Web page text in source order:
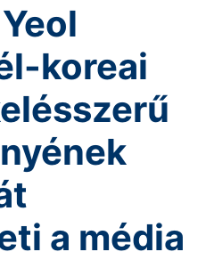
koreai
a média